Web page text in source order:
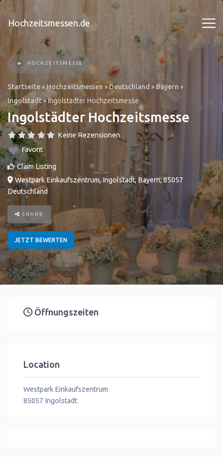
Hochzeitsmessen.de
HOCHZEITSMESSE
Startseite»Hochzeitsmessen »Deutschland » Bayern »
Ingolstadt»Ingolstädter Hochzeitsmesse
Ingolstädter Hochzeitsmesse
Keine Rezensionen
Favorit
Claim Listing
Westpark Einkaufszentrum, Ingolstadt,Bayern,85057
Deutschland
SHARE
JETZT BEWERTEN
Öffnungszeiten
Location
Westpark Einkaufszentrum
85057 Ingolstadt